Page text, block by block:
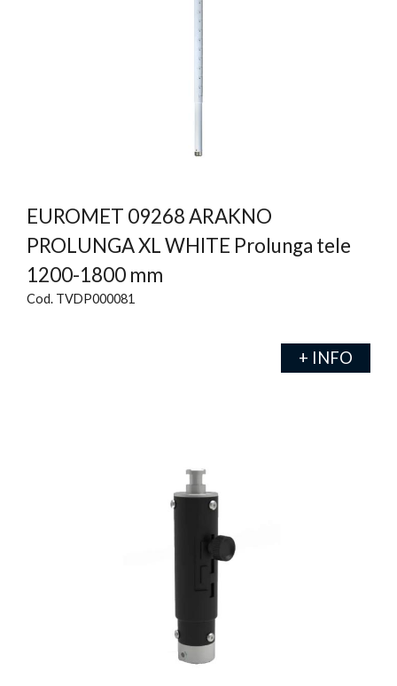
EUROMET 09268 ARAKNO
PROLUNGA XL WHITE Prolunga tele
1200-1800 mm
Cod. TVDP000081
+ INFO